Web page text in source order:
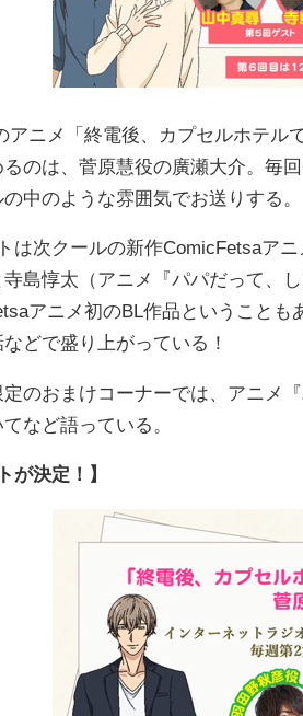
ニメ「終電後、カプセルホテル
のは、菅原慧役の廣瀬大介。毎
中のような雰囲気でお送りする。
次クールの新作ComicFetsaア
寺島惇太（アニメ『パパだって、
アニメ初のBL作品ということ
どで盛り上がっている！
のおまけコーナーでは、アニメ
など語っている。
が決定！】